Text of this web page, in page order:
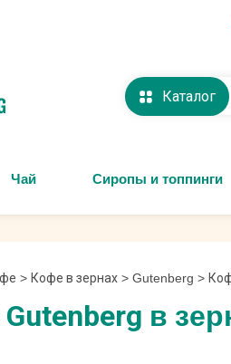
Каталог
Чай Сиропы и топпинги
> Кофе в зернах > Gutenberg >
в